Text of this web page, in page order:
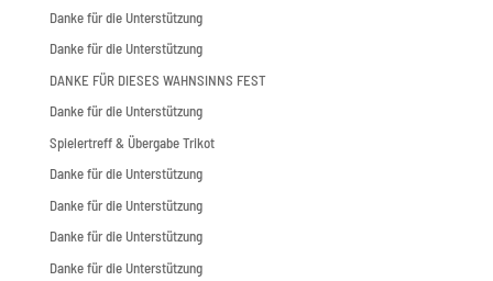
Danke für die Unterstützung
Danke für die Unterstützung
DANKE FÜR DIESES WAHNSINNS FEST
Danke für die Unterstützung
Spielertreff & Übergabe Trikot
Danke für die Unterstützung
Danke für die Unterstützung
Danke für die Unterstützung
Danke für die Unterstützung